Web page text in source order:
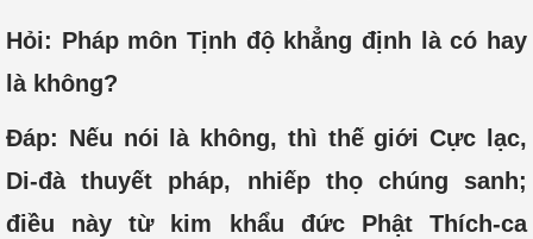
Hỏi: Pháp môn Tịnh độ khẳng định là có hay
là không?
Đáp: Nếu nói là không, thì thế giới Cực lạc,
Di-đà thuyết pháp, nhiếp thọ chúng sanh;
điều này từ kim khẩu đức Phật Thích-ca